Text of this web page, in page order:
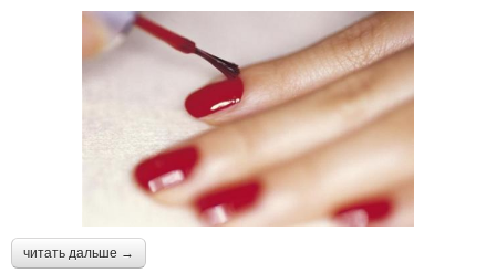
читать дальше →